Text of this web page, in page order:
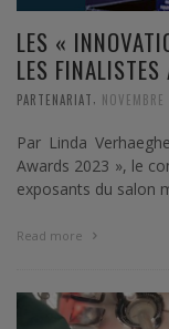
LES «
LES FINALISTES
PARTENARIAT,
Par Linda
Awards 2023 », le
exposants du salon
Read more